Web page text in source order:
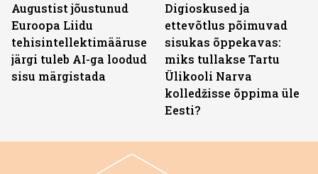
Augustist jõustunud
Euroopa Liidu
tehisintellektimääruse
järgi tuleb AI-ga loodud
sisu märgistada
Digioskused ja
ettevõtlus põimuvad
sisukas õppekavas:
miks tullakse Tartu
Ülikooli Narva
kolledžisse õppima üle
Eesti?